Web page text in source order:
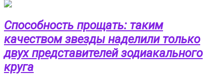
Способность прощать: таким
качеством звезды наделили только
двух представителей зодиакального
круга